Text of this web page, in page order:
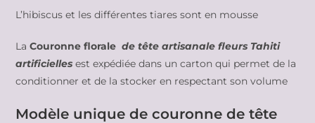
L’hibiscus et les différentes tiares sont en mousse
LaCouronne floralede tête artisanale fleurs Tahiti
artificiellesest expédiée dans un carton qui permet de la
conditionner et de la stocker en respectant son volume
Modèle unique de couronne de tête